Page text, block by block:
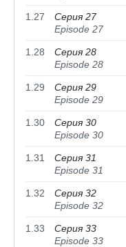
1.27
Серия 27
Episode 27
1.28
Серия 28
Episode 28
1.29
Серия 29
Episode 29
1.30
Серия 30
Episode 30
1.31
Серия 31
Episode 31
1.32
Серия 32
Episode 32
1.33
Серия 33
Episode 33